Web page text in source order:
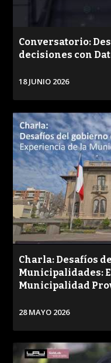
Conversatorio:
decisiones con
18 JUNIO 2026
Charla: Desafíos
Municipalidades:
Municipalidad
28 MAYO 2026